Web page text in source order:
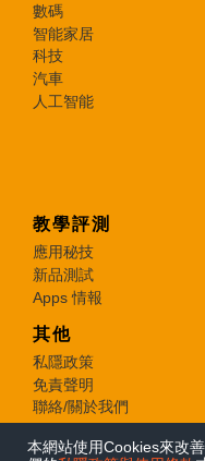
數碼
智能家居
科技
汽車
人工智能
教學評測
應用秘技
新品測試
Apps 情報
其他
私隱政策
免責聲明
聯絡/關於我們
© 2026 e-zone. All
本網站使用Cookies來改